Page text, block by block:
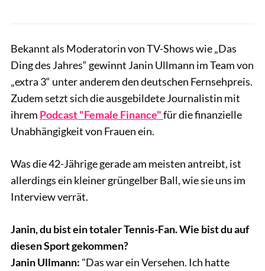
Bekannt als Moderatorin von TV-Shows wie „Das
Ding des Jahres“ gewinnt Janin Ullmann im Team von
„extra 3“ unter anderem den deutschen Fernsehpreis.
Zudem setzt sich die ausgebildete Journalistin mit
ihrem Podcast "Female Finance"für die finanzielle
Unabhängigkeit von Frauen ein.
Was die 42-Jährige gerade am meisten antreibt, ist
allerdings ein kleiner grüngelber Ball, wie sie uns im
Interview verrät.
Janin, du bist ein totaler Tennis-Fan. Wie bist du auf
diesen Sport gekommen?
Janin Ullmann: "Das war ein Versehen. Ich hatte